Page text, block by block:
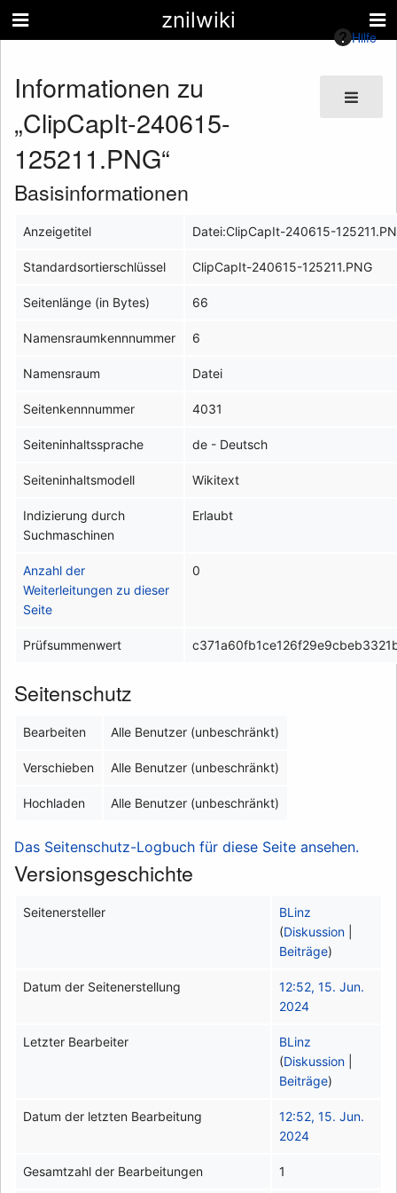
znilwiki
Hilfe
Informationen zu
„ClipCapIt-240615-
125211.PNG“
Basisinformationen
Anzeigetitel Datei:ClipCapIt-240615-
Standardsortierschlüssel ClipCapIt-240615-125211.PNG
Seitenlänge (in Bytes) 66
Namensraumkennnummer 6
Namensraum Datei
Seitenkennnummer 4031
Seiteninhaltssprache de - Deutsch
Seiteninhaltsmodell Wikitext
Indizierung durch
Suchmaschinen
Erlaubt
Anzahl der
Weiterleitungen zu dieser
Seite
0
Prüfsummenwert
Seitenschutz
Bearbeiten Alle Benutzer (unbeschränkt)
Verschieben Alle Benutzer (unbeschränkt)
Hochladen Alle Benutzer (unbeschränkt)
Das Seitenschutz-Logbuch für diese Seite ansehen.
Versionsgeschichte
Seitenersteller
BLinz
(Diskussion
Beiträge)
Datum der Seitenerstellung
12:52, 15. Jun.
2024
Letzter Bearbeiter
BLinz
(Diskussion
Beiträge)
Datum der letzten Bearbeitung
12:52, 15. Jun.
2024
Gesamtzahl der Bearbeitungen 1